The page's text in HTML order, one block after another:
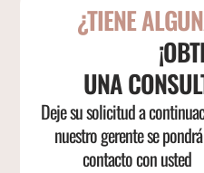
¿TIENE
UNA
Deje su solicitud a
nuestro gerente se
contacto con usted